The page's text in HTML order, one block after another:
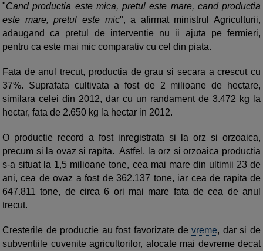
"Cand productia este mica, pretul este mare, cand productia
este mare, pretul este mic", a afirmat ministrul Agriculturii,
adaugand ca pretul de interventie nu ii ajuta pe fermieri,
pentru ca este mai mic comparativ cu cel din piata.
Fata de anul trecut, productia de grau si secara a crescut cu
37%. Suprafata cultivata a fost de 2 milioane de hectare,
similara celei din 2012, dar cu un randament de 3.472 kg la
hectar, fata de 2.650 kg la hectar in 2012.
O productie record a fost inregistrata si la orz si orzoaica,
precum si la ovaz si rapita. Astfel, la orz si orzoaica productia
s-a situat la 1,5 milioane tone, cea mai mare din ultimii 23 de
ani, cea de ovaz a fost de 362.137 tone, iar cea de rapita de
647.811 tone, de circa 6 ori mai mare fata de cea de anul
trecut.
Cresterile de productie au fost favorizate devreme, dar si de
subventiile cuvenite agricultorilor, alocate mai devreme decat